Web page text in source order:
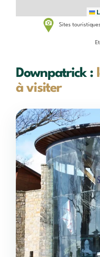
Sites touristiques
Downpatrick :
à visiter